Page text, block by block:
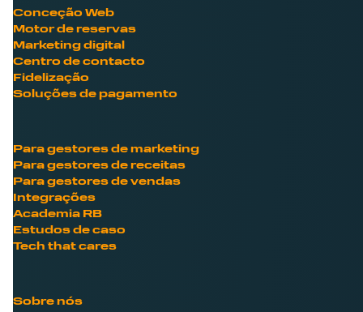
Conceção Web
Motor de reservas
Marketing digital
Centro de contacto
Fidelização
Soluções de pagamento
Para gestores de marketing
Para gestores de receitas
Para gestores de vendas
Integrações
Academia RB
Estudos de caso
Tech that cares
Sobre nós